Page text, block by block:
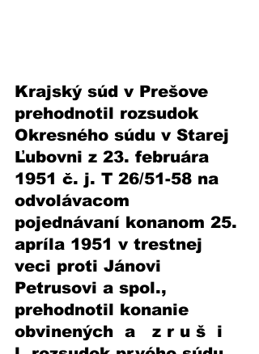
Krajský súd v Prešove
prehodnotil rozsudok
Okresného súdu v Starej
Ľubovni z 23. februára
1951 č. j. T 26/51-58 na
odvolávacom
pojednávaní konanom 25.
apríla 1951 v trestnej
veci proti Jánovi
Petrusovi a spol.,
prehodnotil konanie
obvinených  a   z r u š  i